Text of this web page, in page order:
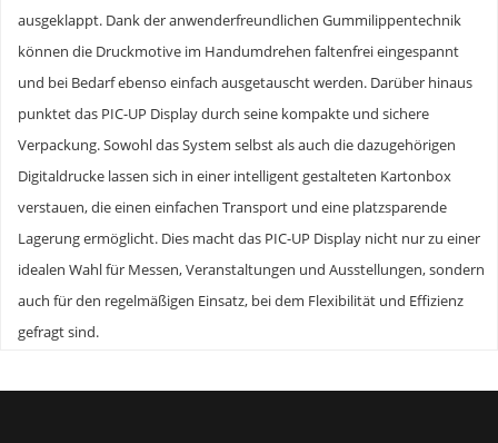
ausgeklappt. Dank der anwenderfreundlichen Gummilippentechnik
können die Druckmotive im Handumdrehen faltenfrei eingespannt
und bei Bedarf ebenso einfach ausgetauscht werden. Darüber hinaus
punktet das PIC-UP Display durch seine kompakte und sichere
Verpackung. Sowohl das System selbst als auch die dazugehörigen
Digitaldrucke lassen sich in einer intelligent gestalteten Kartonbox
verstauen, die einen einfachen Transport und eine platzsparende
Lagerung ermöglicht. Dies macht das PIC-UP Display nicht nur zu einer
idealen Wahl für Messen, Veranstaltungen und Ausstellungen, sondern
auch für den regelmäßigen Einsatz, bei dem Flexibilität und Effizienz
gefragt sind.